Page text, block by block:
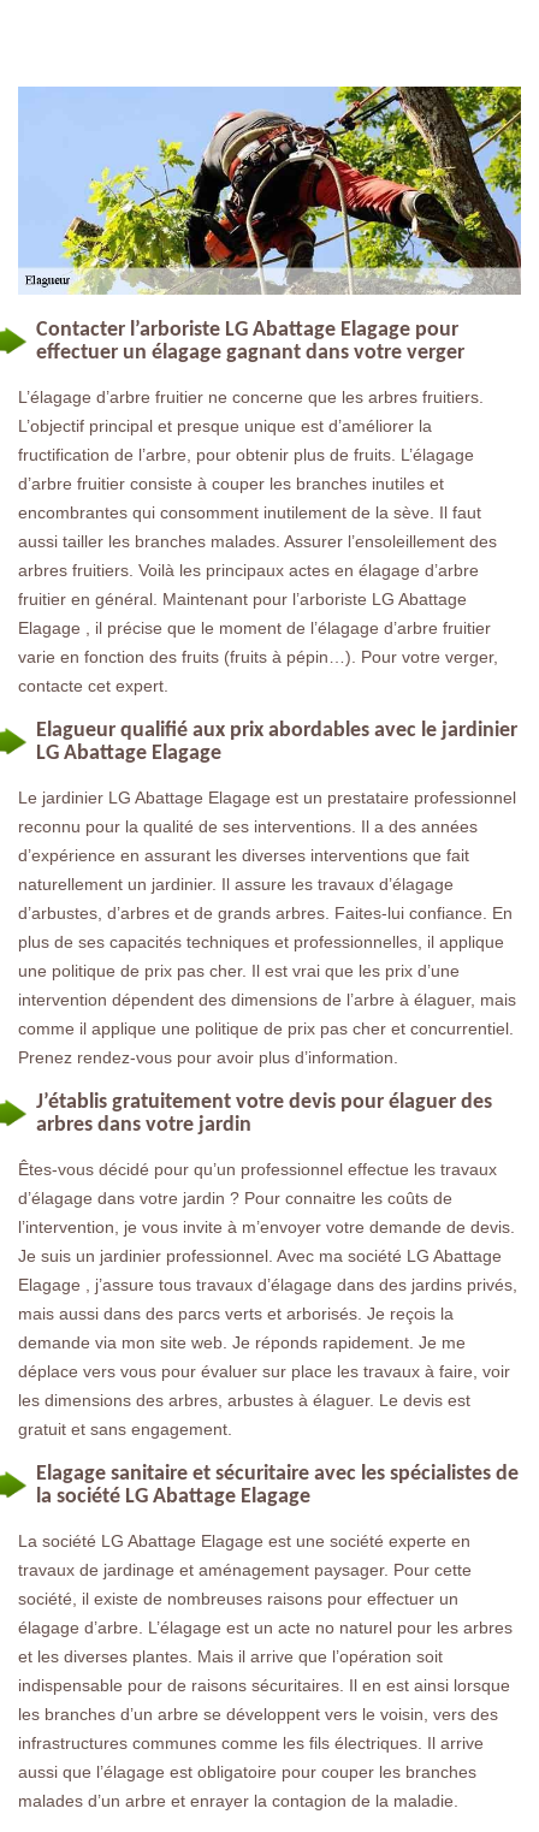
Contacter l’arboriste LG Abattage Elagage pour
effectuer un élagage gagnant dans votre verger
L’élagage d’arbre fruitier ne concerne que les arbres fruitiers.
L’objectif principal et presque unique est d’améliorer la
fructification de l’arbre, pour obtenir plus de fruits. L’élagage
d’arbre fruitier consiste à couper les branches inutiles et
encombrantes qui consomment inutilement de la sève. Il faut
aussi tailler les branches malades. Assurer l’ensoleillement des
arbres fruitiers. Voilà les principaux actes en élagage d’arbre
fruitier en général. Maintenant pour l’arboriste LG Abattage
Elagage , il précise que le moment de l’élagage d’arbre fruitier
varie en fonction des fruits (fruits à pépin…). Pour votre verger,
contacte cet expert.
Elagueur qualifié aux prix abordables avec le jardinier
LG Abattage Elagage
Le jardinier LG Abattage Elagage est un prestataire professionnel
reconnu pour la qualité de ses interventions. Il a des années
d’expérience en assurant les diverses interventions que fait
naturellement un jardinier. Il assure les travaux d’élagage
d’arbustes, d’arbres et de grands arbres. Faites-lui confiance. En
plus de ses capacités techniques et professionnelles, il applique
une politique de prix pas cher. Il est vrai que les prix d’une
intervention dépendent des dimensions de l’arbre à élaguer, mais
comme il applique une politique de prix pas cher et concurrentiel.
Prenez rendez-vous pour avoir plus d’information.
J’établis gratuitement votre devis pour élaguer des
arbres dans votre jardin
Êtes-vous décidé pour qu’un professionnel effectue les travaux
d’élagage dans votre jardin ? Pour connaitre les coûts de
l’intervention, je vous invite à m’envoyer votre demande de devis.
Je suis un jardinier professionnel. Avec ma société LG Abattage
Elagage , j’assure tous travaux d’élagage dans des jardins privés,
mais aussi dans des parcs verts et arborisés. Je reçois la
demande via mon site web. Je réponds rapidement. Je me
déplace vers vous pour évaluer sur place les travaux à faire, voir
les dimensions des arbres, arbustes à élaguer. Le devis est
gratuit et sans engagement.
Elagage sanitaire et sécuritaire avec les spécialistes de
la société LG Abattage Elagage
La société LG Abattage Elagage est une société experte en
travaux de jardinage et aménagement paysager. Pour cette
société, il existe de nombreuses raisons pour effectuer un
élagage d’arbre. L’élagage est un acte no naturel pour les arbres
et les diverses plantes. Mais il arrive que l’opération soit
indispensable pour de raisons sécuritaires. Il en est ainsi lorsque
les branches d’un arbre se développent vers le voisin, vers des
infrastructures communes comme les fils électriques. Il arrive
aussi que l’élagage est obligatoire pour couper les branches
malades d’un arbre et enrayer la contagion de la maladie.